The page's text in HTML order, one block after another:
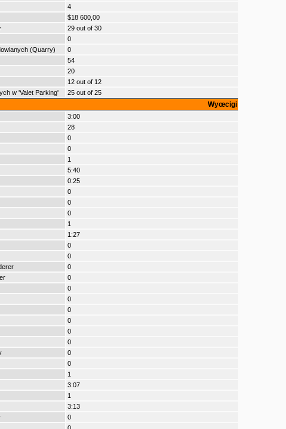
4
$18 600,00
29 out of 30
0
(Quarry)
0
54
20
12 out of 12
w 'Valet Parking'
25 out of 25
Wyœcigi
3:00
28
0
0
1
5:40
0:25
0
0
0
1
1:27
0
0
0
0
0
0
0
0
0
0
0
0
1
3:07
1
3:13
0